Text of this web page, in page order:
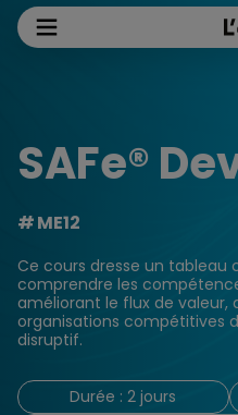
SAFe®
ME12
Ce cours dresse un
comprendre les
améliorant le flux de valeur,
organisations compétitives
disruptif.
Durée : 2 jours